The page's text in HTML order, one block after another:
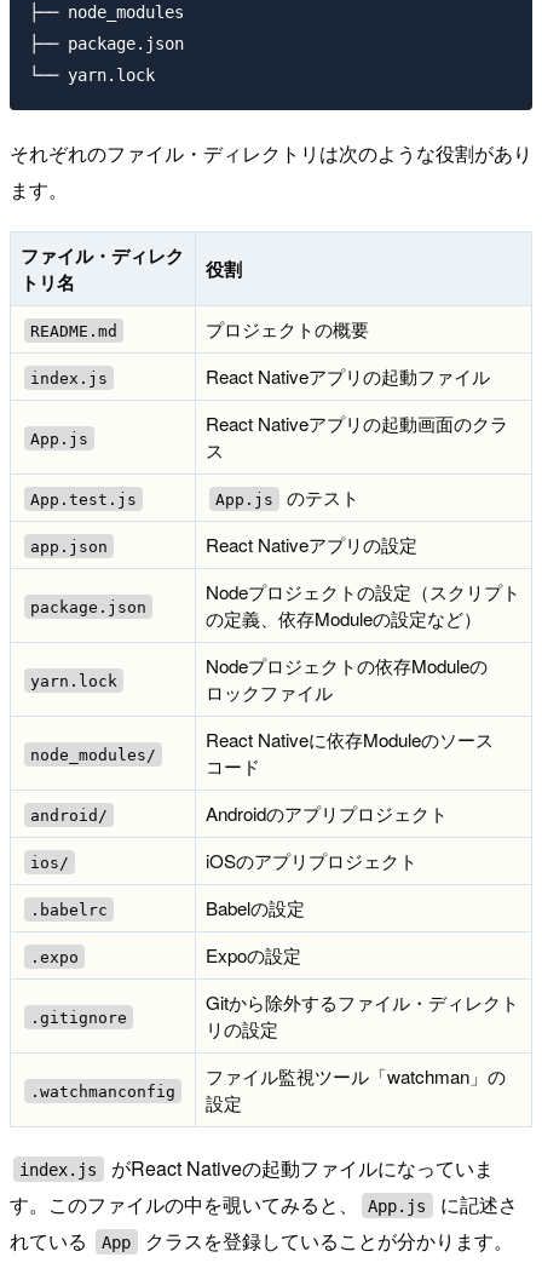
├── node_modules
├── package.json
それぞれのファイル・ディレクトリは次のような役割があり
ます。
ファイル・ディレク
トリ名
役割
README.md プロジェクトの概要
index.js React Nativeアプリの起動ファイル
App.js
React Nativeアプリの起動画面のクラ
ス
App.test.js App.js のテスト
app.json React Nativeアプリの設定
package.json
Nodeプロジェクトの設定（スクリプト
の定義、依存Moduleの設定など）
yarn.lock
Nodeプロジェクトの依存Moduleの
ロックファイル
node_modules/
React Nativeに依存Moduleのソース
コード
android/ Androidのアプリプロジェクト
ios/ iOSのアプリプロジェクト
.babelrc Babelの設定
.expo Expoの設定
.gitignore
Gitから除外するファイル・ディレクト
リの設定
.watchmanconfig
ファイル監視ツール「watchman」の
設定
index.js
がReact Nativeの起動ファイルになっていま
す。このファイルの中を覗いてみると、
App.js
に記述さ
れている
App クラスを登録していることが分かります。